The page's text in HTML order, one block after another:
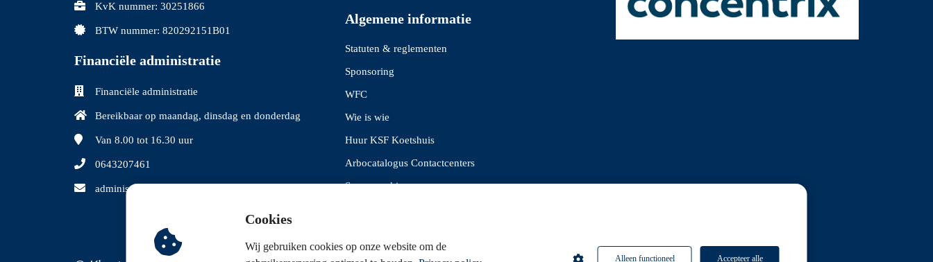
KvK nummer: 30251866
BTW nummer: 820292151B01
Financiële administratie
Financiële administratie
Bereikbaar op maandag, dinsdag en donderdag
Van 8.00 tot 16.30 uur
0643207461
administratie@klantenservicefederatie.nl
Algemene informatie
Statuten & reglementen
Sponsoring
WFC
Wie is wie
Huur KSF Koetshuis
Arbocatalogus Contactcenters
Samenwerkingen
Cookies
Wij gebruiken cookies op onze website om de
Alleen functioneel Accepteer alle